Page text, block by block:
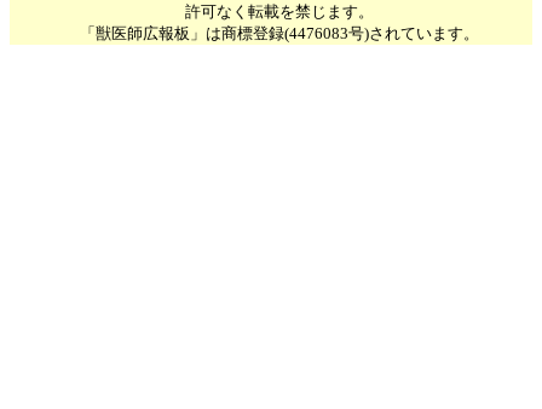
許可なく転載を禁じます。
「獣医師広報板」は商標登録(4476083号)されています。